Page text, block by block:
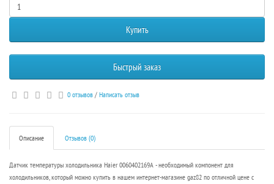
Купить
Быстрый заказ
0 отзывов / Написать отзыв
Описание Отзывов (0)
Датчик температуры холодильника Haier 0060402169A - необходимый компонент для
холодильников, который можно купить в нашем интернет-магазине gaz82 по отличной цене с